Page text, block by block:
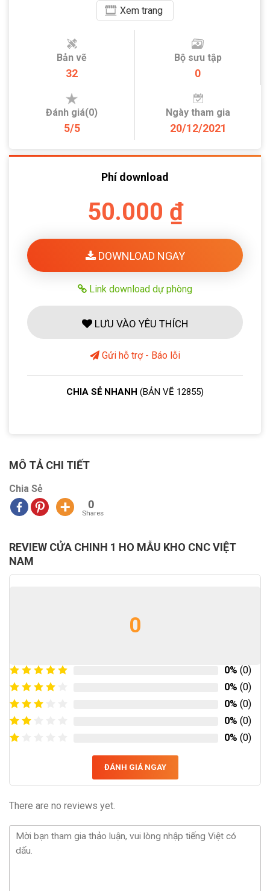
Xemtrang
Bản vẽ
32
Bộ sưu tập
0
Đánh giá(0)
5/5
Ngày tham gia
20/12/2021
Phí download
50.000 ₫
DOWNLOAD NGAY
Link download dự phòng
LƯU VÀO YÊU THÍCH
Gửi hỗ trợ - Báo lỗi
CHIA SẺ NHANH (BẢN VẼ 12855)
MÔ TẢ CHI TIẾT
Chia Sẻ
0
Shares
REVIEW CỬA CHINH 1 HO MẪU KHO CNC VIỆT
NAM
0
0% (0)
0% (0)
0% (0)
0% (0)
0% (0)
ĐÁNH GIÁ NGAY
There are no reviews yet.